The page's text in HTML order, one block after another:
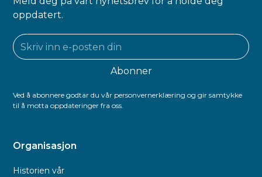
oppdatert.
Ved å abonnere godtar du vår personvernerklæring og gir samtykke
til å motta oppdateringer fra oss.
Organisasjon
Historien vår